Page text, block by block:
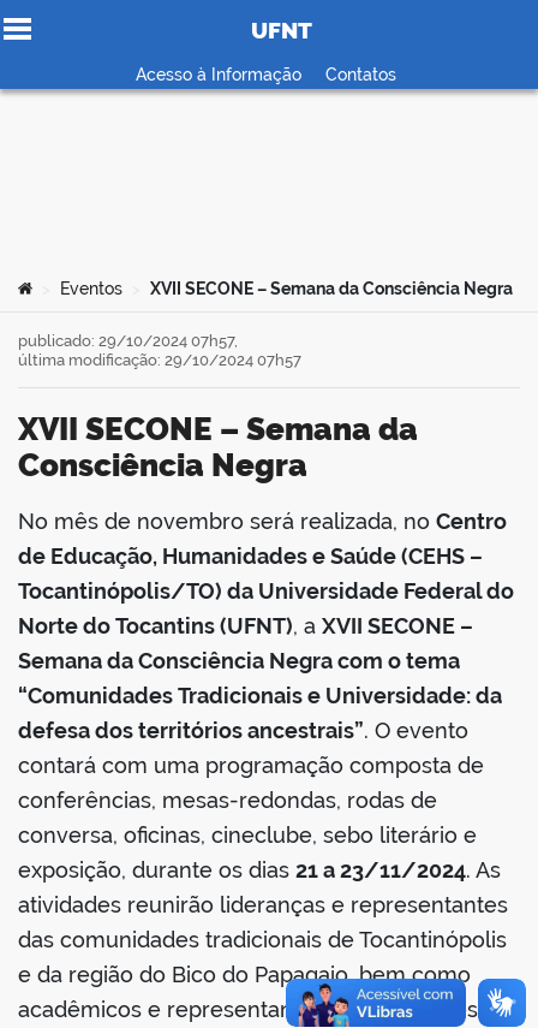
Ir para o conteúdo
UFNT
Acesso à Informação Contatos
Você está aqui:
Eventos XVII SECONE – Semana da Consciência Negra
XVII SECONE – Semana da
Consciência Negra
publicado: 29/10/2024 07h57,
última modificação: 29/10/2024 07h57
No mês de novembro será realizada, no Centro
de Educação, Humanidades e Saúde (CEHS –
Tocantinópolis/TO) da Universidade Federal do
Norte do Tocantins (UFNT), a XVII SECONE –
Semana da Consciência Negra com o tema
“Comunidades Tradicionais e Universidade: da
defesa dos territórios ancestrais”. O evento
contará com uma programação composta de
conferências, mesas-redondas, rodas de
conversa, oficinas, cineclube, sebo literário e
exposição, durante os dias 21 a 23/11/2024. As
atividades reunirão lideranças e representantes
das comunidades tradicionais de Tocantinópolis
e da região do Bico do Papagaio, bem como
acadêmicos e representantes de instituições